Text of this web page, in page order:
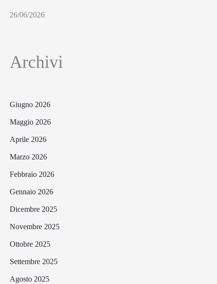
26/06/2026
Archivi
Giugno 2026
Maggio 2026
Aprile 2026
Marzo 2026
Febbraio 2026
Gennaio 2026
Dicembre 2025
Novembre 2025
Ottobre 2025
Settembre 2025
Agosto 2025